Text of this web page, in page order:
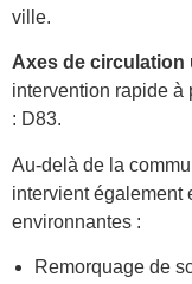
ville.
Axes de circulation
intervention rapide à
: D83.
Au-delà de la
intervient également
environnantes :
Remorquage de